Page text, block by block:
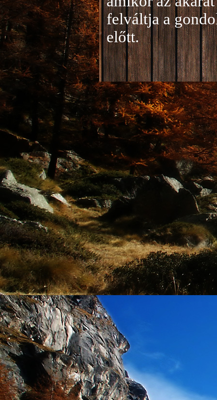
felváltja a
előtt.
Jelentkezés a
A
folyamatosan
benyújtása a je
történik mind
személyesen.
személyesen a
címen tudjátok
Kérelmeteket
amennyiben
ovi bejárata a
nyíló
Szeretettel